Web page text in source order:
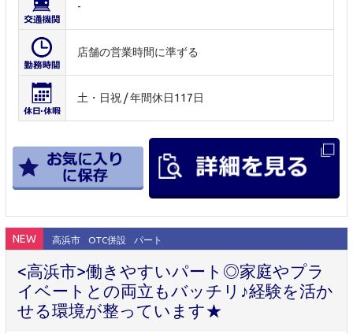
-
店舗の営業時間に準ずる
土・日祝 / 年間休日117日
NEW 高浜市 OTC併設 パート
<高浜市>働きやすいパート◎家庭やプラ
イベートとの両立もバッチリ♪経験を活か
せる環境が整っています★